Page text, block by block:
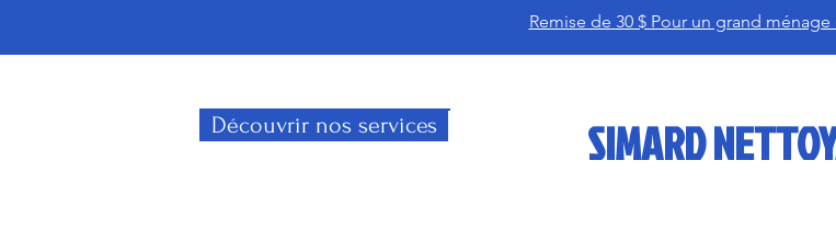
Remise de 30 $ Pour un grand
Découvrir nos services SIMARD